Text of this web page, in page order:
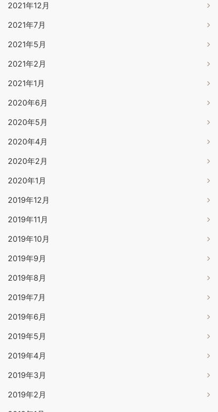
2021年12月
2021年7月
2021年5月
2021年2月
2021年1月
2020年6月
2020年5月
2020年4月
2020年2月
2020年1月
2019年12月
2019年11月
2019年10月
2019年9月
2019年8月
2019年7月
2019年6月
2019年5月
2019年4月
2019年3月
2019年2月